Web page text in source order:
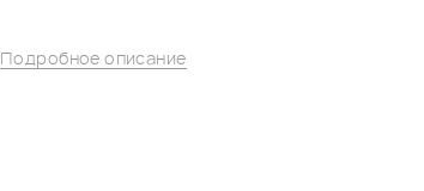
Подробное описание